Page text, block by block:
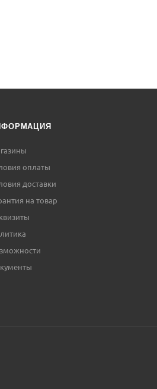
счет, который можно будет
оплаты
доставки
на товар